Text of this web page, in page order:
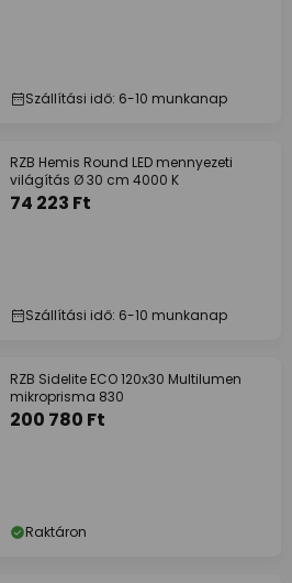
Szállítási idő: 6-10 munkanap
RZB Hemis Round LED mennyezeti
világítás Ø 30 cm 4000 K
74 223 Ft
Szállítási idő: 6-10 munkanap
RZB Sidelite ECO 120x30 Multilumen
mikroprisma 830
200 780 Ft
Raktáron